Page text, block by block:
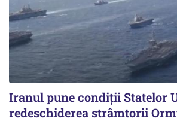
Iranul pune condiții Statelor
redeschiderea strâmtorii